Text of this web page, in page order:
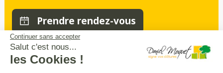
Continuer sans accepter
Salut c'est nous...
les Cookies !
Prendre rendez-vous
Sécurité